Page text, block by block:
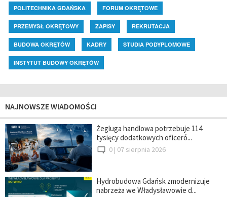
POLITECHNIKA GDAŃSKA FORUM OKRĘTOWE
PRZEMYSŁ OKRĘTOWY ZAPISY REKRUTACJA
BUDOWA OKRĘTÓW KADRY STUDIA PODYPLOMOWE
INSTYTUT BUDOWY OKRĘTÓW
NAJNOWSZE WIADOMOŚCI
Żegluga handlowa potrzebuje 114
tysięcy dodatkowych oficeró...
0 | 07 sierpnia 2026
Hydrobudowa Gdańsk zmodernizuje
nabrzeża we Władysławowie d...